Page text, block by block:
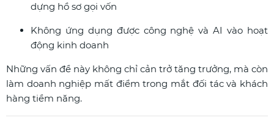
dựng hồ sơ gọi vốn
Không ứng dụng được công nghệ và AI vào hoạt
động kinh doanh
Những vấn đề này không chỉ cản trở tăng trưởng, mà còn
làm doanh nghiệp mất điểm trong mắt đối tác và khách
hàng tiềm năng.